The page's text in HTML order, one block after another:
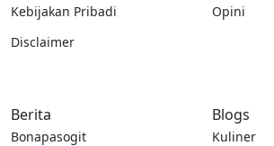
Kebijakan Pribadi
Disclaimer
Opini
Berita
Bonapasogit
Blogs
Kuliner